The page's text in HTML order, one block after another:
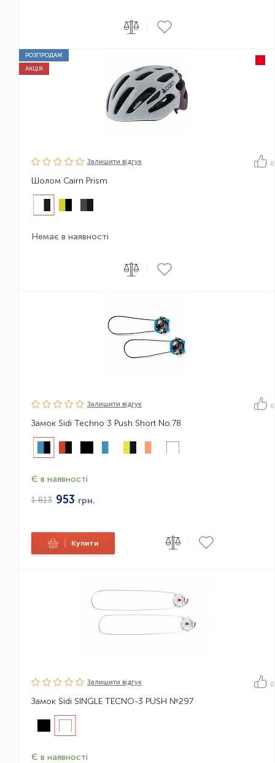
РОЗПРОДАЖ
АКЦІЯ
Залишити вiдгук 0
Шолом Cairn Prism
Немає в наявності
Залишити вiдгук 0
Замок Sidi Techno 3 Push Short No.78
Є в наявності
1 813 953 грн.
Купити
Залишити вiдгук 0
Замок Sidi SINGLE TECNO-3 PUSH №297
Є в наявності